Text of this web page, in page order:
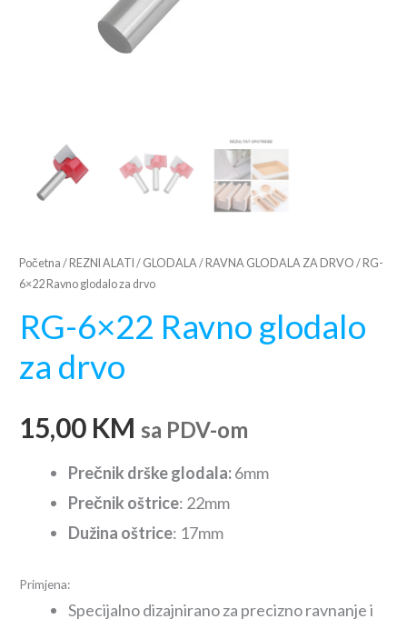
Početna / REZNI ALATI / GLODALA/ RAVNA GLODALA ZA DRVO / RG-
6×22 Ravno glodalo za drvo
RG-6×22 Ravno glodalo
za drvo
15,00 KM sa PDV-om
Prečnik drške glodala:6mm
Prečnik oštrice: 22mm
Dužina oštrice: 17mm
Primjena:
Specijalno dizajnirano za precizno ravnanje i